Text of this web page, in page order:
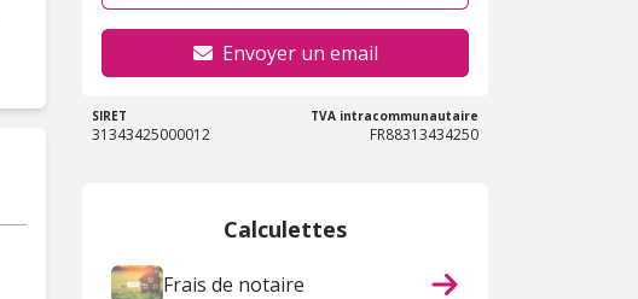
Envoyer un email
SIRET
31343425000012
TVA intracommunautaire
FR88313434250
Calculettes
Frais de notaire